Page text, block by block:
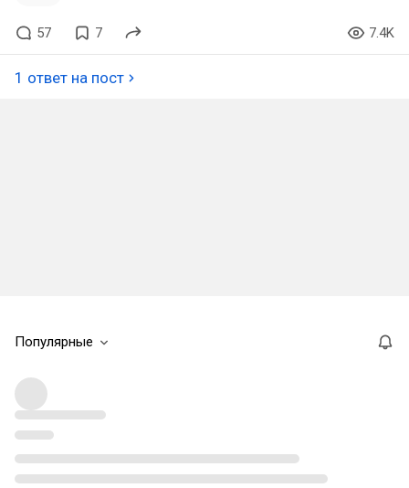
57 7 7.4K
1 ответ на пост
Популярные